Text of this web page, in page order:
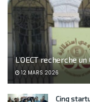
L’OECT recherche un
12 MARS 2026
Cinq